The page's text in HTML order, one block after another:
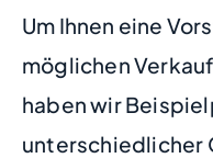
Um Ihnen eine
möglichen
haben wir
unterschiedlicher